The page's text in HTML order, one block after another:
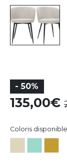
- 50%
135,00
Coloris